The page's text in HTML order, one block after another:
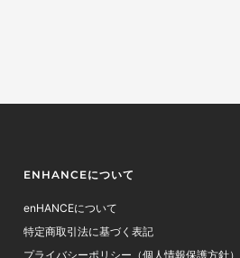
ENHANCEについて
enHANCEについて
特定商取引法に基づく表記
プライバシーポリシー（個人情報保護方針）